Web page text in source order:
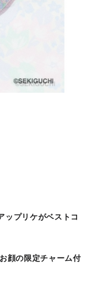
ップリケがベストコ
顔の限定チャーム付